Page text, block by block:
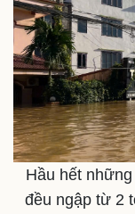
Hầu hết
đều ngập từ 2